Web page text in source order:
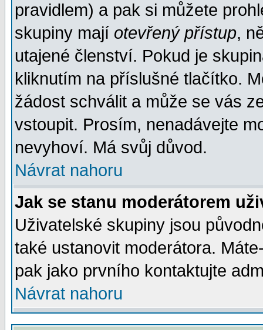
pravidlem) a pak si můžete
skupiny mají otevřený přístup,
utajené členství. Pokud je
kliknutím na příslušné tlačítko.
žádost schválit a může se vás
vstoupit. Prosím, nenadávejte
nevyhoví. Má svůj důvod.
Návrat nahoru
Jak se stanu moderátorem
Uživatelské skupiny jsou
také ustanovit moderátora.
pak jako prvního kontaktujte
Návrat nahoru